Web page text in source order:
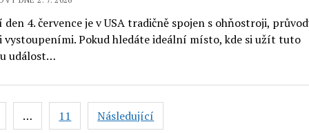
4. července je v USA tradičně spojen s ohňostroji,
vystoupeními. Pokud hledáte ideální místo, kde si užít tuto
událost…
… 11 Následující